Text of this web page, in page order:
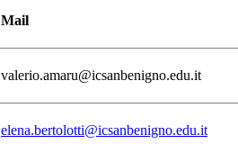
Mail
valerio.amaru@icsanbenigno.edu.it
elena.bertolotti@icsanbenigno.edu.it